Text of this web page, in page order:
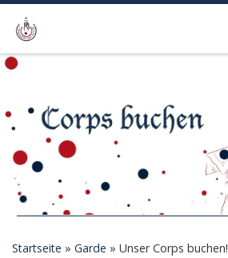
Zum Inhalt springen
Startseite » Garde » Unser Corps buchen!